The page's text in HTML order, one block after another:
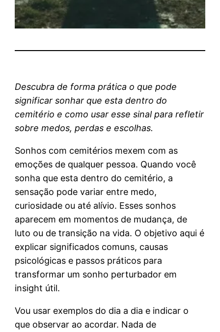
Descubra de forma prática o que pode
significar sonhar que esta dentro do
cemitério e como usar esse sinal para refletir
sobre medos, perdas e escolhas.
Sonhos com cemitérios mexem com as
emoções de qualquer pessoa. Quando você
sonha que esta dentro do cemitério, a
sensação pode variar entre medo,
curiosidade ou até alívio. Esses sonhos
aparecem em momentos de mudança, de
luto ou de transição na vida. O objetivo aqui é
explicar significados comuns, causas
psicológicas e passos práticos para
transformar um sonho perturbador em
insight útil.
Vou usar exemplos do dia a dia e indicar o
que observar ao acordar. Nada de